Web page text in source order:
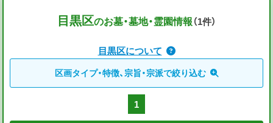
目黒区のお墓・墓地・霊園情報（1件）
目黒区について
区画タイプ・特徴、宗旨・宗派で絞り込む
1